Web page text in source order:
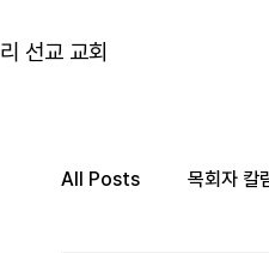
선교 교회
All Posts 목회자 칼